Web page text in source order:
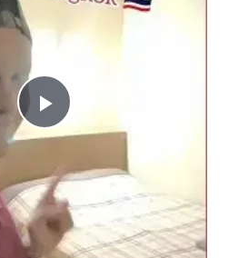
Play
Video